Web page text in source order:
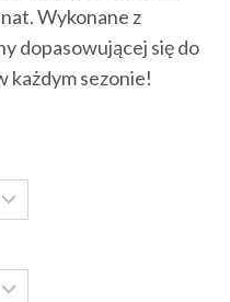
Wykonane z
dopasowującej się do
każdym sezonie!